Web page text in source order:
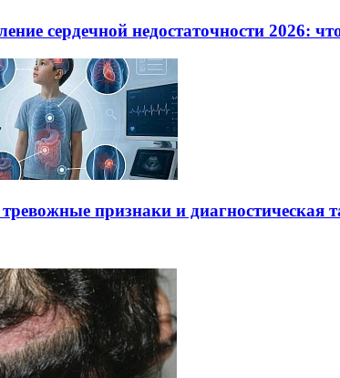
сердечной недостаточности 2026:
признаки и диагностическая